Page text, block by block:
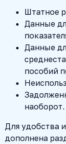
Штатное
Данные
Данные
пособий
наоборот.
Для удобства
дополнена